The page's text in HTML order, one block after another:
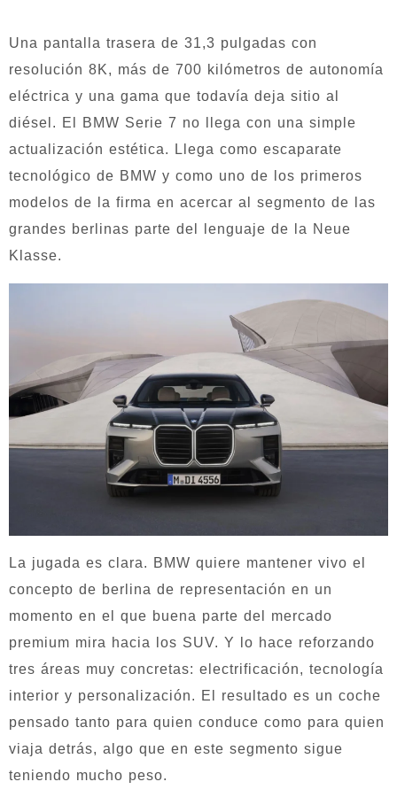
Una pantalla trasera de 31,3 pulgadas con
resolución 8K, más de 700 kilómetros de autonomía
eléctrica y una gama que todavía deja sitio al
diésel. El BMW Serie 7 no llega con una simple
actualización estética. Llega como escaparate
tecnológico de BMW y como uno de los primeros
modelos de la firma en acercar al segmento de las
grandes berlinas parte del lenguaje de la Neue
Klasse.
La jugada es clara. BMW quiere mantener vivo el
concepto de berlina de representación en un
momento en el que buena parte del mercado
premium mira hacia los SUV. Y lo hace reforzando
tres áreas muy concretas: electrificación, tecnología
interior y personalización. El resultado es un coche
pensado tanto para quien conduce como para quien
viaja detrás, algo que en este segmento sigue
teniendo mucho peso.